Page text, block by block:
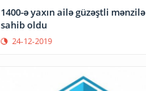
1400-ə yaxın ailə güzəştli mənzilə
sahib oldu
24-12-2019